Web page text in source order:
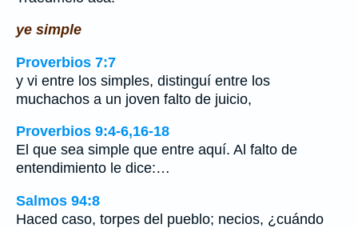
ye simple
Proverbios 7:7
y vi entre los simples, distinguí entre los
muchachos a un joven falto de juicio,
Proverbios 9:4-6,16-18
El que sea simple que entre aquí. Al falto de
entendimiento le dice:…
Salmos 94:8
Haced caso, torpes del pueblo; necios, ¿cuándo